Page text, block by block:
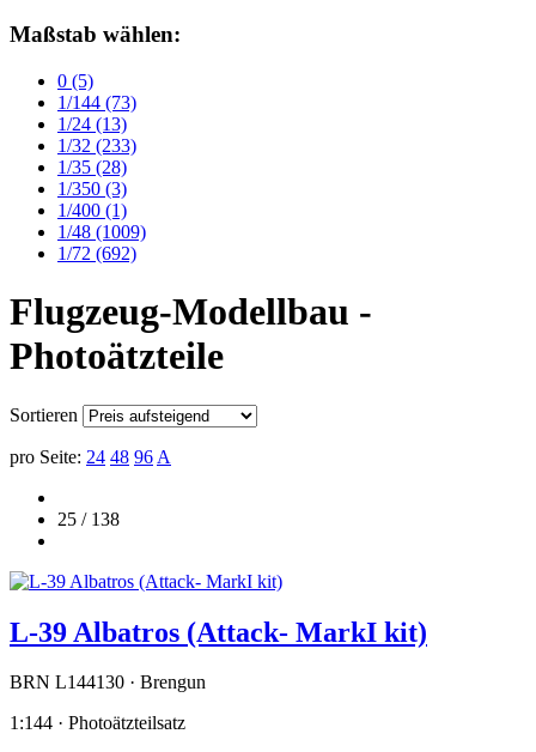
Maßstab wählen:
0 (5)
1/144 (73)
1/24 (13)
1/32 (233)
1/35 (28)
1/350 (3)
1/400 (1)
1/48 (1009)
1/72 (692)
Flugzeug-Modellbau -
Photoätzteile
Sortieren
pro Seite: 24 48 96 A
25 / 138
L-39 Albatros (Attack- MarkI kit)
BRN L144130 · Brengun
1:144 · Photoätzteilsatz